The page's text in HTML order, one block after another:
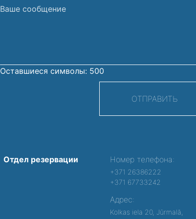
Ваше
Оставшиеся символы: 500
ОТПРАВИТЬ
Отдел резервации Номер телефона:
+371 26386222
+371 67733242
Адрес:
Kolkas iela 20, Jūrmalā,